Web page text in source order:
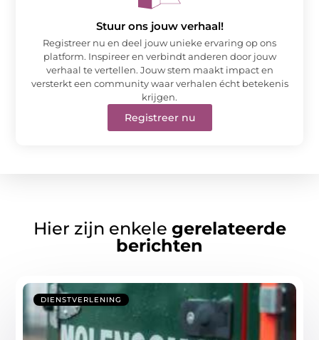
Stuur ons jouw verhaal!
Registreer nu en deel jouw unieke ervaring op ons
platform. Inspireer en verbindt anderen door jouw
verhaal te vertellen. Jouw stem maakt impact en
versterkt een community waar verhalen écht betekenis
krijgen.
Registreer nu
Hier zijn enkele gerelateerde
berichten
DIENSTVERLENING